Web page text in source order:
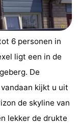
6 personen in
ligt een in de
De
vandaan kijkt u uit
de skyline van
lekker de drukte